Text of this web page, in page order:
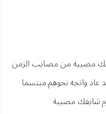
مصيبة من مصايب الزمن
واتجه نحوهم مبتسما
شايفك مصيبة